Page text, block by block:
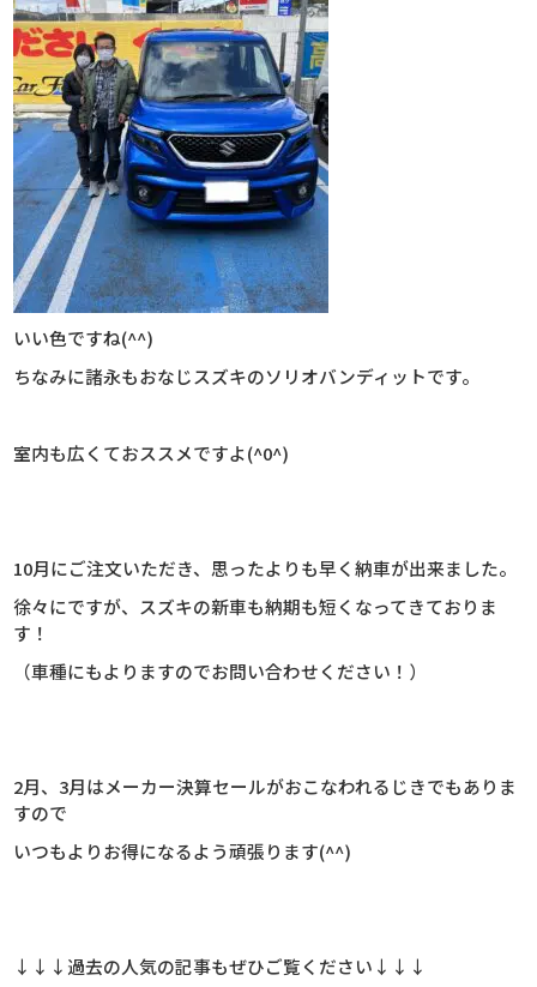
いい色ですね(^^)
ちなみに諸永もおなじスズキのソリオバンディットです。
室内も広くておススメですよ(^0^)
10月にご注文いただき、思ったよりも早く納車が出来ました。
徐々にですが、スズキの新車も納期も短くなってきておりま
す！
（車種にもよりますのでお問い合わせください！）
2月、3月はメーカー決算セールがおこなわれるじきでもありま
すので
いつもよりお得になるよう頑張ります(^^)
↓↓↓過去の人気の記事もぜひご覧ください↓↓↓